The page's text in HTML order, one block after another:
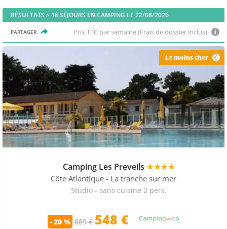
RÉSULTATS > 16SÉJOURS EN CAMPING LE 22/08/2026
PARTAGER Prix TTC par semaine (Frais de dossier inclus)
Le moins cher
Camping Les Preveils ★★★★
Côte Atlantique - La tranche sur mer
Studio - sans cuisine 2 pers.
- 20 % 689 € 548 €